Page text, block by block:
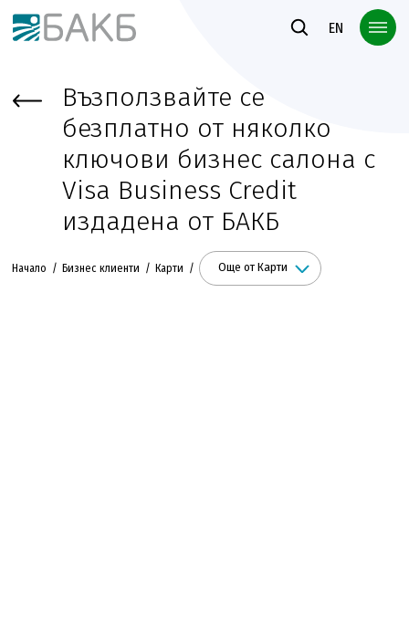
Към основното съдържание
EN
Възползвайте се
безплатно от няколко
ключови бизнес салона с
Visa Business Credit
издадена от БАКБ
Начало Бизнес клиенти Карти Още от Карти